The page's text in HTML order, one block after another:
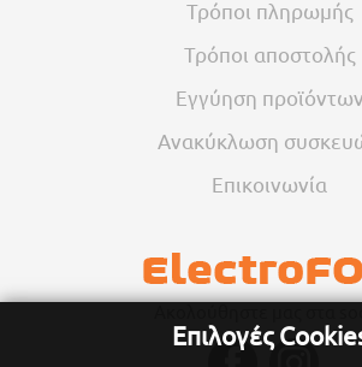
Τρόποι πληρωμής
Τρόποι αποστολής
Εγγύηση προϊόντων
Ανακύκλωση
Επικοινωνία
Επιλογές